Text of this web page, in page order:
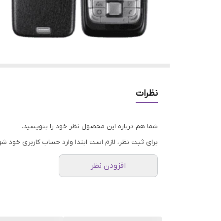
نظرات
شما هم درباره این محصول نظر خود را بنویسید.
برای ثبت نظر، لازم است ابتدا وارد حساب کاربری خود
افزودن نظر